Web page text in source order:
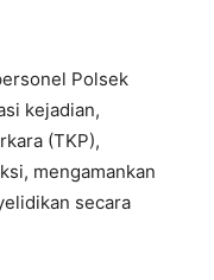
Polsek
kejadian,
(TKP),
mengamankan
secara